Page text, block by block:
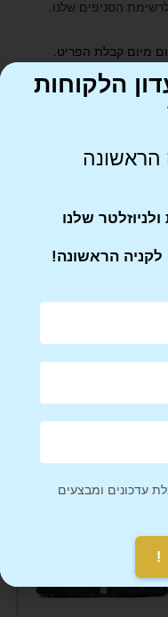
הסניפים שלנו
Share on Facebook
הלקוחות
שלנו
עדכונים ומבצעים
!